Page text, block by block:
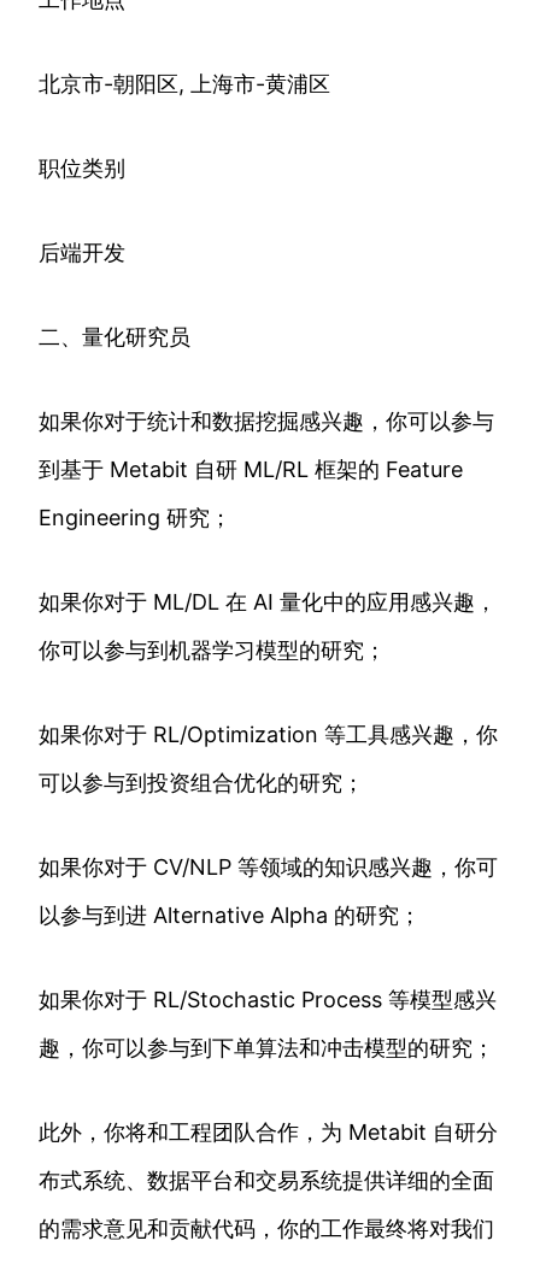
北京市-朝阳区, 上海市-黄浦区
职位类别
后端开发
二、量化研究员
如果你对于统计和数据挖掘感兴趣，你可以参与
到基于 Metabit 自研 ML/RL 框架的 Feature
Engineering 研究；
如果你对于 ML/DL 在 AI 量化中的应用感兴趣，
你可以参与到机器学习模型的研究；
如果你对于 RL/Optimization 等工具感兴趣，你
可以参与到投资组合优化的研究；
如果你对于 CV/NLP 等领域的知识感兴趣，你可
以参与到进 Alternative Alpha 的研究；
如果你对于 RL/Stochastic Process 等模型感兴
趣，你可以参与到下单算法和冲击模型的研究；
此外，你将和工程团队合作，为 Metabit 自研分
布式系统、数据平台和交易系统提供详细的全面
的需求意见和贡献代码，你的工作最终将对我们